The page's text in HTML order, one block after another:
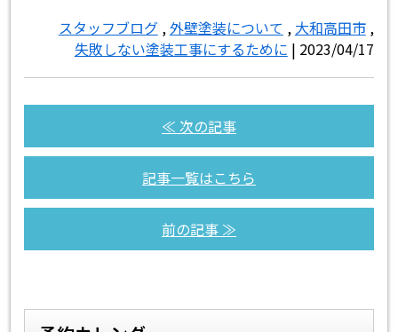
スタッフブログ,外壁塗装について , 大和高田市,
失敗しない塗装工事にするために | 2023/04/17
≪ 次の記事
記事一覧はこちら
前の記事 ≫